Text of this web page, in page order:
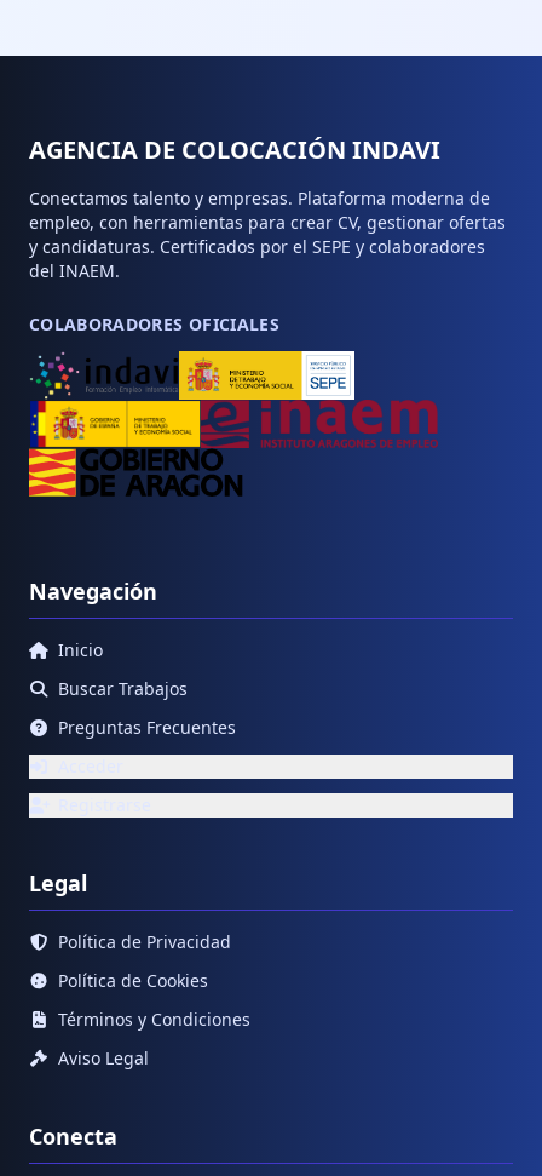
AGENCIA DE COLOCACIÓN INDAVI
Conectamos talento y empresas. Plataforma moderna de
empleo, con herramientas para crear CV, gestionar ofertas
y candidaturas. Certificados por el SEPE y colaboradores
del INAEM.
COLABORADORES OFICIALES
Navegación
Inicio
Buscar Trabajos
Preguntas Frecuentes
Legal
Política de Privacidad
Política de Cookies
Términos y Condiciones
Aviso Legal
Conecta